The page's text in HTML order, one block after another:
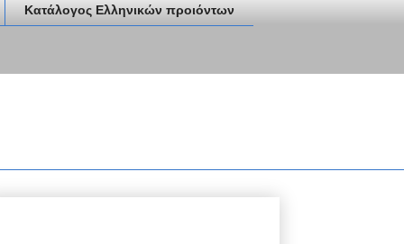
Κατάλογος Ελληνικών προιόντων